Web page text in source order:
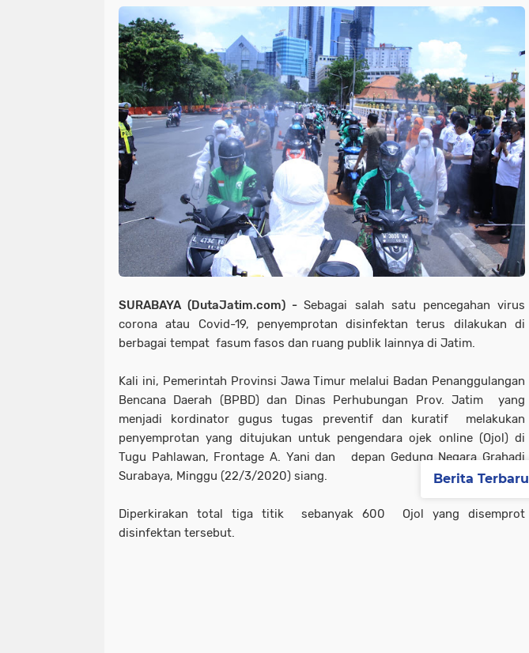
SURABAYA (DutaJatim.com) -Sebagai salah satu pencegahan virus
corona atau Covid-19, penyemprotan disinfektan terus dilakukan di
berbagai tempat fasum fasos dan ruang publik lainnya di Jatim.
Kali ini, Pemerintah Provinsi Jawa Timur melalui Badan Penanggulangan
Bencana Daerah (BPBD) dan Dinas Perhubungan Prov. Jatim yang
menjadi kordinator gugus tugas preventif dan kuratif melakukan
penyemprotan yang ditujukan untuk pengendara ojek online (Ojol) di
Tugu Pahlawan, Frontage A. Yani dan depan Gedung Negara Grahadi
Surabaya, Minggu (22/3/2020) siang.
Diperkirakan total tiga titik sebanyak 600 Ojol yang disemprot
disinfektan tersebut.
Berita Terbaru